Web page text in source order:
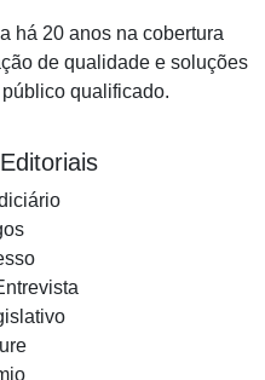
há 20 anos na cobertura
de qualidade e soluções
qualificado.